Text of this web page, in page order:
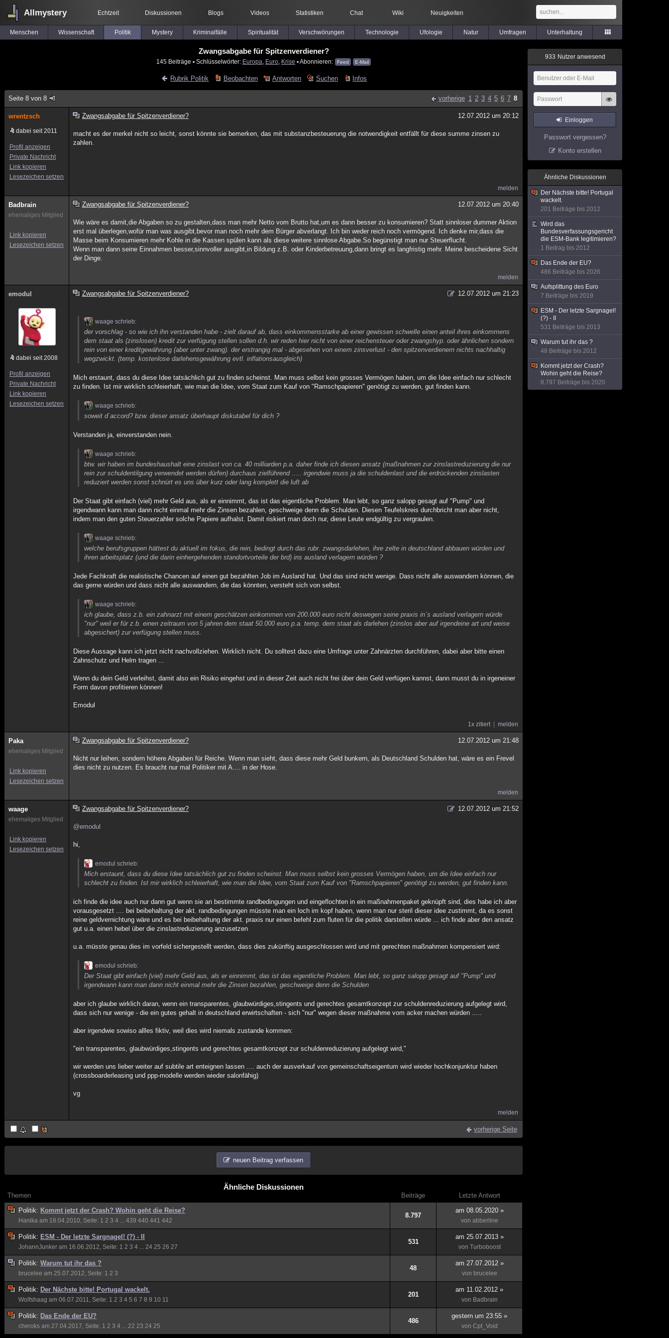
Allmystery Echtzeit Diskussionen Blogs Videos Statistiken Chat Wiki Neuigkeiten
Menschen Wissenschaft Politik Mystery Kriminalfälle Spiritualität Verschwörungen Technologie Ufologie Natur Umfragen Unterhaltung
Zwangsabgabe für Spitzenverdiener?
145 Beiträge ▪ Schlüsselwörter: Europa Euro Krise ▪ Abonnieren: Feed E-Mail
Rubrik Politik Beobachten Antworten Suchen Infos
Seite 8 von 8 vorherige 1 2 3 4 5 6 7 8
wrentzsch
dabei seit 2011
Profil anzeigen
Private Nachricht
Link kopieren
Lesezeichen setzen
Zwangsabgabe für Spitzenverdiener? 12.07.2012 um 20:12
macht es der merkel nicht so leicht, sonst könnte sie bemerken, das mit substanzbesteuerung die notwendigkeit entfällt für diese summe zinsen zu
zahlen.
melden
Badbrain
ehemaliges Mitglied
Link kopieren
Lesezeichen setzen
Zwangsabgabe für Spitzenverdiener? 12.07.2012 um 20:40
Wie wäre es damit,die Abgaben so zu gestalten,dass man mehr Netto vom Brutto hat,um es dann besser zu konsumieren? Statt sinnloser dummer Aktion
erst mal überlegen,wofür man was ausgibt,bevor man noch mehr dem Bürger abverlangt. Ich bin weder reich noch vermögend. Ich denke mir,dass die
Masse beim Konsumieren mehr Kohle in die Kassen spülen kann als diese weitere sinnlose Abgabe.So begünstigt man nur Steuerflucht.
Wenn man dann seine Einnahmen besser,sinnvoller ausgibt,in Bildung z.B. oder Kinderbetreuung,dann bringt es langfristig mehr. Meine bescheidene Sicht
der Dinge.
melden
emodul
dabei seit 2008
Profil anzeigen
Private Nachricht
Link kopieren
Lesezeichen setzen
Zwangsabgabe für Spitzenverdiener? 12.07.2012 um 21:23
waage schrieb:
der vorschlag - so wie ich ihn verstanden habe - zielt darauf ab, dass einkommensstarke ab einer gewissen schwelle einen anteil ihres einkommens
dem staat als (zinslosen) kredit zur verfügung stellen sollen d.h. wir reden hier nicht von einer reichensteuer oder zwangshyp. oder ähnlichen sondern
rein von einer kreditgewährung (aber unter zwang). der erstrangig mal - abgesehen von einem zinsverlust - den spitzenverdienern nichts nachhaltig
wegzwickt. (temp. kostenlose darlehensgewährung evtl. inflationsausgleich)
Mich erstaunt, dass du diese Idee tatsächlich gut zu finden scheinst. Man muss selbst kein grosses Vermögen haben, um die Idee einfach nur schlecht
zu finden. Ist mir wirklich schleierhaft, wie man die Idee, vom Staat zum Kauf von "Ramschpapieren" genötigt zu werden, gut finden kann.
waage schrieb:
soweit d`accord? bzw. dieser ansatz überhaupt diskutabel für dich ?
Verstanden ja, einverstanden nein.
waage schrieb:
btw. wir haben im bundeshaushalt eine zinslast von ca. 40 milliarden p.a. daher finde ich diesen ansatz (maßnahmen zur zinslastreduzierung die nur
rein zur schuldentilgung verwendet werden dürfen) durchaus zielführend ..... irgendwie muss ja die schuldenlast und die erdrückenden zinslasten
reduziert werden sonst schnürt es uns über kurz oder lang komplett die luft ab
Der Staat gibt einfach (viel) mehr Geld aus, als er einnimmt, das ist das eigentliche Problem. Man lebt, so ganz salopp gesagt auf "Pump" und
irgendwann kann man dann nicht einmal mehr die Zinsen bezahlen, geschweige denn die Schulden. Diesen Teufelskreis durchbricht man aber nicht,
indem man den guten Steuerzahler solche Papiere aufhalst. Damit riskiert man doch nur, diese Leute endgültig zu vergraulen.
waage schrieb:
welche berufsgruppen hättest du aktuell im fokus, die rein, bedingt durch das rubr. zwangsdarlehen, ihre zelte in deutschland abbauen würden und
ihren arbeitsplatz (und die darin einhergehenden standortvorteile der brd) ins ausland verlagern würden ?
Jede Fachkraft die realistische Chancen auf einen gut bezahlten Job im Ausland hat. Und das sind nicht wenige. Dass nicht alle auswandern können, die
das gerne würden und dass nicht alle auswandern, die das könnten, versteht sich von selbst.
waage schrieb:
ich glaube, dass z.b. ein zahnarzt mit einem geschätzen einkommen von 200.000 euro nicht deswegen seine praxis in´s ausland verlagern würde
"nur" weil er für z.b. einen zeitraum von 5 jahren dem staat 50.000 euro p.a. temp. dem staat als darlehen (zinslos aber auf irgendeine art und weise
abgesichert) zur verfügung stellen muss.
Diese Aussage kann ich jetzt nicht nachvollziehen. Wirklich nicht. Du solltest dazu eine Umfrage unter Zahnärzten durchführen, dabei aber bitte einen
Zahnschutz und Helm tragen ...
Wenn du dein Geld verleihst, damit also ein Risiko eingehst und in dieser Zeit auch nicht frei über dein Geld verfügen kannst, dann musst du in irgeneiner
Form davon profitieren können!
Emodul
1x zitiert melden
Paka
ehemaliges Mitglied
Link kopieren
Lesezeichen setzen
Zwangsabgabe für Spitzenverdiener? 12.07.2012 um 21:48
Nicht nur leihen, sondern höhere Abgaben für Reiche. Wenn man sieht, dass diese mehr Geld bunkern, als Deutschland Schulden hat, wäre es ein Frevel
dies nicht zu nutzen. Es braucht nur mal Politiker mit A.... in der Hose.
melden
waage
ehemaliges Mitglied
Link kopieren
Lesezeichen setzen
Zwangsabgabe für Spitzenverdiener? 12.07.2012 um 21:52
@emodul
hi,
emodul schrieb:
Mich erstaunt, dass du diese Idee tatsächlich gut zu finden scheinst. Man muss selbst kein grosses Vermögen haben, um die Idee einfach nur
schlecht zu finden. Ist mir wirklich schleierhaft, wie man die Idee, vom Staat zum Kauf von "Ramschpapieren" genötigt zu werden, gut finden kann.
ich finde die idee auch nur dann gut wenn sie an bestimmte randbedingungen und eingeflochten in ein maßnahmenpaket geknüpft sind, dies habe ich aber
vorausgesetzt .... bei beibehaltung der akt. randbedingungen müsste man ein loch im kopf haben, wenn man nur steril dieser idee zustimmt, da es sonst
reine geldvernichtung wäre und es bei beibehaltung der akt. praxis nur einen befehl zum fluten für die politik darstellen würde ... ich finde aber den ansatz
gut u.a. einen hebel über die zinslastreduzierung anzusetzen
u.a. müsste genau dies im vorfeld sichergestellt werden, dass dies zukünftig ausgeschlossen wird und mit gerechten maßnahmen kompensiert wird:
emodul schrieb:
Der Staat gibt einfach (viel) mehr Geld aus, als er einnimmt, das ist das eigentliche Problem. Man lebt, so ganz salopp gesagt auf "Pump" und
irgendwann kann man dann nicht einmal mehr die Zinsen bezahlen, geschweige denn die Schulden
aber ich glaube wirklich daran, wenn ein transparentes, glaubwürdiges,stingents und gerechtes gesamtkonzept zur schuldenreduzierung aufgelegt wird,
dass sich nur wenige - die ein gutes gehalt in deutschland erwirtschaften - sich "nur" wegen dieser maßnahme vom acker machen würden .....
aber irgendwie sowiso allles fiktiv, weil dies wird niemals zustande kommen:
"ein transparentes, glaubwürdiges,stingents und gerechtes gesamtkonzept zur schuldenreduzierung aufgelegt wird,"
wir werden uns lieber weiter auf subtile art enteignen lassen .... auch der ausverkauf von gemeinschaftseigentum wird wieder hochkonjunktur haben
(crossboarderleasing und ppp-modelle werden wieder salonfähig)
vg
melden
vorherige Seite
neuen Beitrag verfassen
Ähnliche Diskussionen
Themen Beiträge
Letzte Antwort
Politik: Kommt jetzt der Crash? Wohin geht die Reise?
Hanika am 18.04.2010, Seite: 1 2 3 4 439 440 441 442
8.797
am 08.05.2020 »
von abberline
Politik: ESM - Der letzte Sargnagel! (?) - II
JohannJunker am 16.06.2012, Seite: 1 2 3 4 24 25 26 27
531
am 25.07.2013 »
von Turboboost
Politik: Warum tut ihr das ?
brucelee am 25.07.2012, Seite: 1 2 3
48
am 27.07.2012 »
von brucelee
Politik: Der Nächste bitte! Portugal wackelt.
Wolfshaag am 06.07.2011, Seite: 1 2 3 4 5 6 7 8 9 10 11
201
am 11.02.2012 »
von Badbrain
Politik: Das Ende der EU?
cheroks am 27.04.2017, Seite: 1 2 3 4 22 23 24 25
486
gestern um 23:55 »
von Cpt_Void
933 Nutzer anwesend
Einloggen
Passwort vergessen?
Konto erstellen
Ähnliche Diskussionen
Der Nächste bitte! Portugal
wackelt.
201 Beiträge bis 2012
Wird das
Bundesverfassungsgericht
die ESM-Bank legitimieren?
1 Beitrag bis 2012
Das Ende der EU?
486 Beiträge bis 2026
Aufsplittung des Euro
7 Beiträge bis 2019
ESM - Der letzte Sargnagel!
(?) - II
531 Beiträge bis 2013
Warum tut ihr das ?
48 Beiträge bis 2012
Kommt jetzt der Crash?
Wohin geht die Reise?
8.797 Beiträge bis 2020